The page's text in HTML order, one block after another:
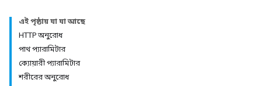
এই পৃষ্ঠায় যা যা আছে
HTTP অনুরোধ
পাথ প্যারামিটার
ক্যোয়ারী প্যারামিটার
শরীরের অনুরোধ